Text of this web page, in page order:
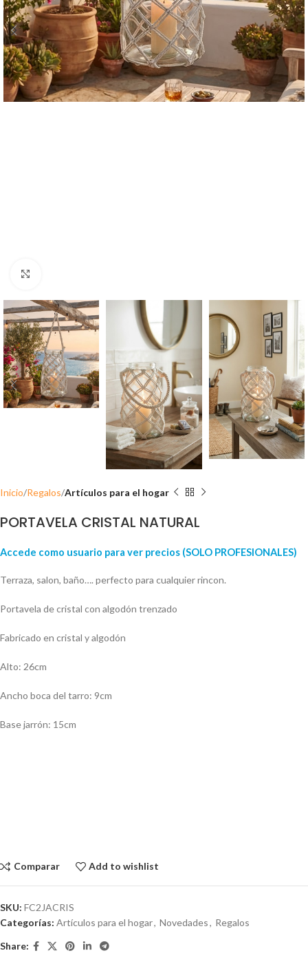
Inicio Regalos Artículos para el hogar
PORTAVELA CRISTAL NATURAL
Accede como usuario para ver precios (SOLO PROFESIONALES)
Terraza, salon, baño…. perfecto para cualquier rincon.
Portavela de cristal con algodón trenzado
Fabricado en cristal y algodón
Alto: 26cm
Ancho boca del tarro: 9cm
Base jarrón: 15cm
Comparar Add to wishlist
SKU: FC2JACRIS
Categorías: Artículos para el hogar, Novedades, Regalos
Share: